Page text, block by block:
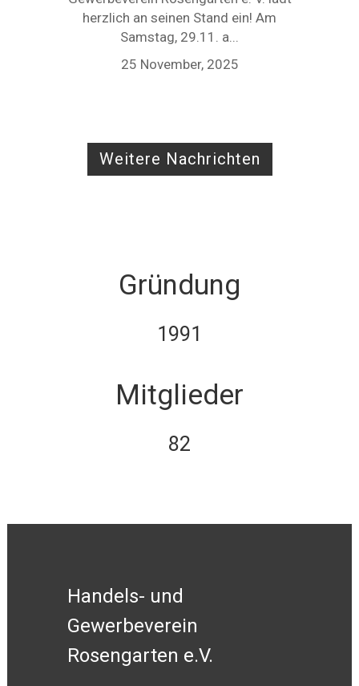
herzlich an seinen Stand ein! Am
Samstag, 29.11. a...
25 November, 2025
Weitere Nachrichten
Gründung
1991
Mitglieder
82
Handels- und
Gewerbeverein
Rosengarten e.V.